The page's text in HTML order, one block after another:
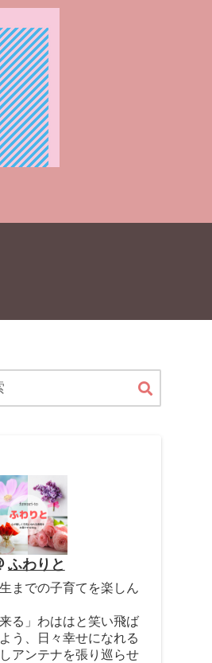
ふわりと
までの子育てを楽しん
る」わははと笑い飛ば
う、日々幸せになれる
アンテナを張り巡らせ